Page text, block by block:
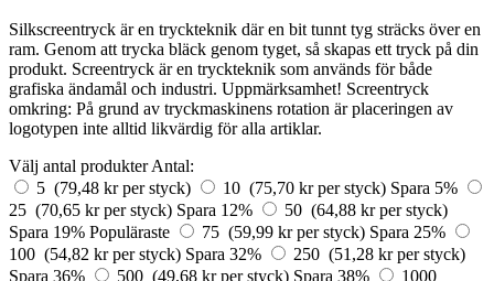
Silkscreentryck är en tryckteknik där en bit tunnt tyg sträcks över en
ram. Genom att trycka bläck genom tyget, så skapas ett tryck på din
produkt. Screentryck är en tryckteknik som används för både
grafiska ändamål och industri. Uppmärksamhet! Screentryck
omkring: På grund av tryckmaskinens rotation är placeringen av
logotypen inte alltid likvärdig för alla artiklar.
Välj antal produkter Antal:
5 (79,48 kr per styck)
10 (75,70 kr per styck) Spara 5%
25 (70,65 kr per styck) Spara 12%
50 (64,88 kr per styck)
Spara 19% Populäraste 75 (59,99 kr per styck) Spara 25%
100 (54,82 kr per styck) Spara 32%
250 (51,28 kr per styck)
Spara 36%
500 (49,68 kr per styck) Spara 38%
1000